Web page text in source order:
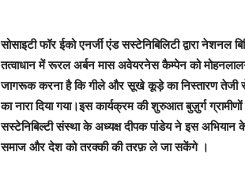
सोसाइटी फॉर ईको एनर्जी एंड सस्टेनिबिलिटी द्वारा
तत्वाधान में रूरल अर्बन मास अवेयरनेस कैम्पेन को
जागरूक करना है कि गीले और सूखे कूड़े का निस्तारण
का नारा दिया गया।इस कार्यक्रम की शुरुआत बुज़ुर्ग
सस्टेनिबिल्टी संस्था के अध्यक्ष दीपक पांडेय ने इस
समाज और देश को तरक्की की तरफ़ ले जा सकेंगे ।